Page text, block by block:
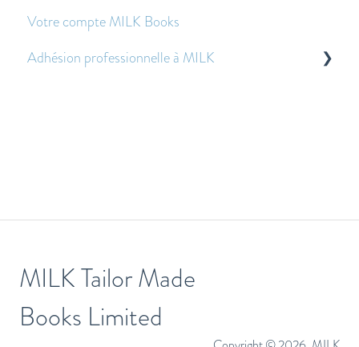
Votre compte MILK Books
Adhésion professionnelle à MILK
MILK Tailor Made
Books Limited